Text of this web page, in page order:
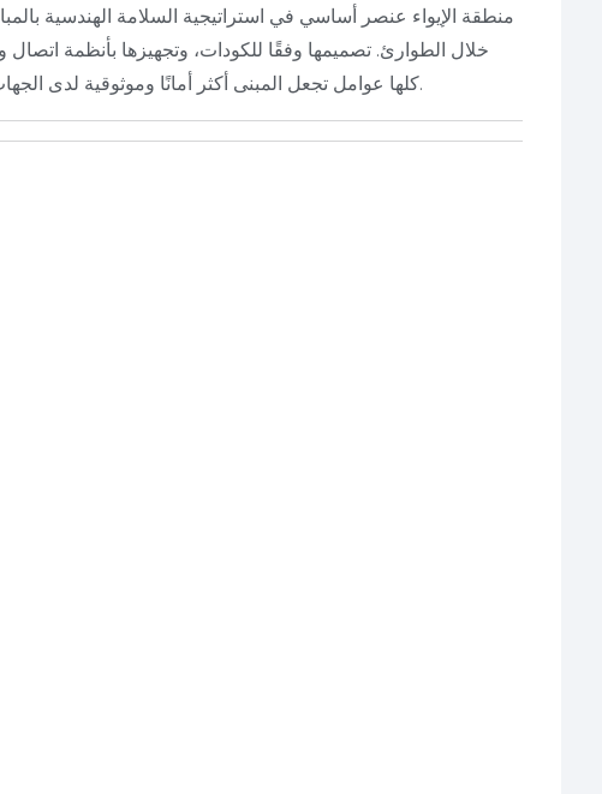
منطقة الإيواء عنصر أساسي في استراتيجية السلامة الهندسية
خلال الطوارئ. تصميمها وفقًا للكودات، وتجهيزها بأنظمة
كلها عوامل تجعل المبنى أكثر أمانًا وموثوقية لدى الجهات المرخصة وسكان المبنى على حدّ سواء.